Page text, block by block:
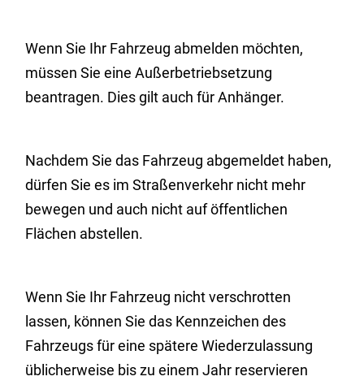
Wenn Sie Ihr Fahrzeug abmelden möchten,
müssen Sie eine Außerbetriebsetzung
beantragen. Dies gilt auch für Anhänger.
Nachdem Sie das Fahrzeug abgemeldet haben,
dürfen Sie es im Straßenverkehr nicht mehr
bewegen und auch nicht auf öffentlichen
Flächen abstellen.
Wenn Sie Ihr Fahrzeug nicht verschrotten
lassen, können Sie das Kennzeichen des
Fahrzeugs für eine spätere Wiederzulassung
üblicherweise bis zu einem Jahr reservieren